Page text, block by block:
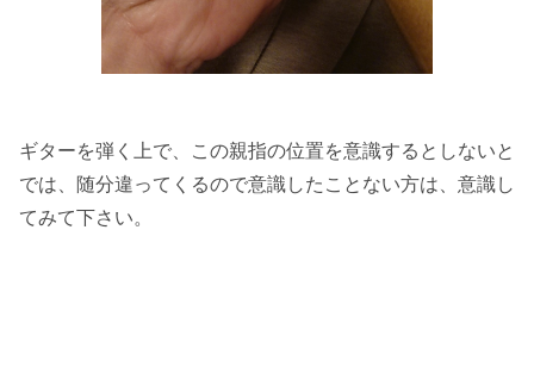
ギターを弾く上で、この親指の位置を意識するとしないと
では、随分違ってくるので意識したことない方は、意識し
てみて下さい。